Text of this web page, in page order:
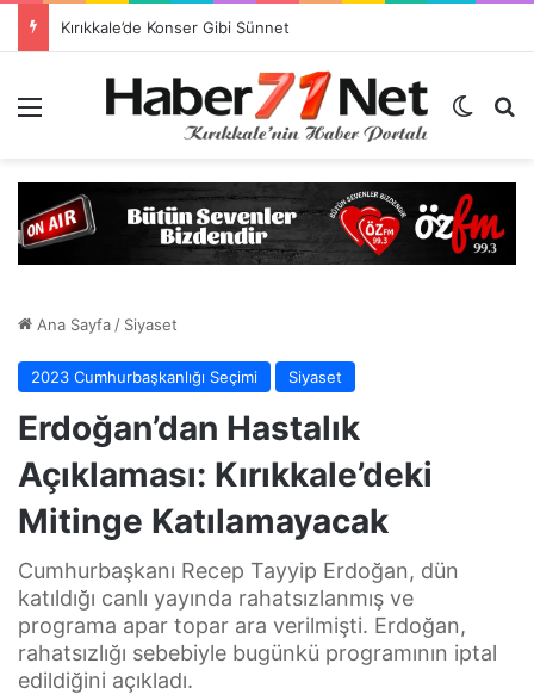
Dış
Ana Sayfa / Siyaset
2023 Cumhurbaşkanlığı Seçimi Siyaset
Erdoğan’dan Hastalık
Açıklaması: Kırıkkale’deki
Mitinge Katılamayacak
Cumhurbaşkanı Recep Tayyip Erdoğan, dün
katıldığı canlı yayında rahatsızlanmış ve
programa apar topar ara verilmişti. Erdoğan,
rahatsızlığı sebebiyle bugünkü programının iptal
edildiğini açıkladı.